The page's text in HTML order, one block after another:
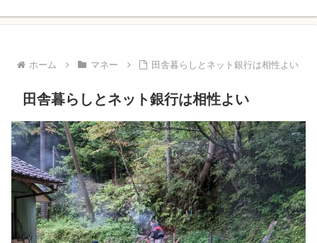
ホーム マネー 田舎暮らしとネット銀行は相性よい
田舎暮らしとネット銀行は相性よい